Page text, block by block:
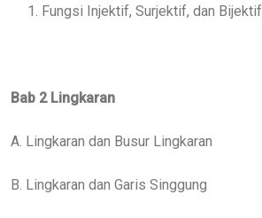
1. Fungsi Injektif, Surjektif, dan Bijektif
Bab 2 Lingkaran
A. Lingkaran dan Busur Lingkaran
B. Lingkaran dan Garis Singgung